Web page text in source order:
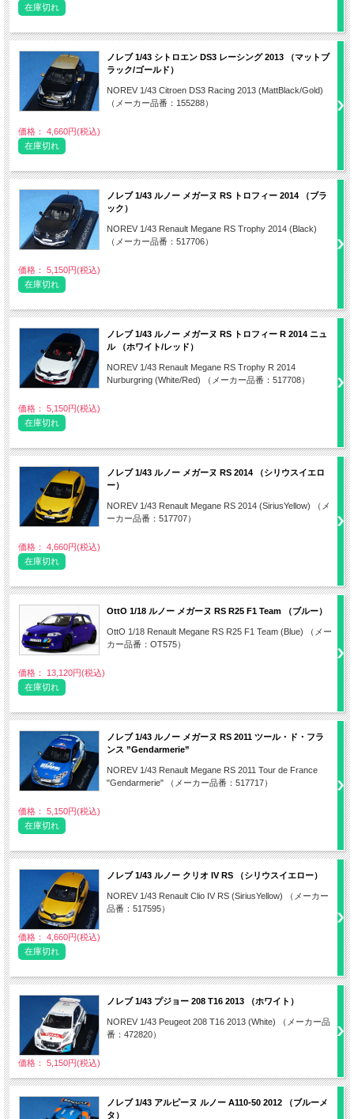
在庫切れ
ノレブ 1/43 シトロエン DS3 レーシング 2013 （マットブ
ラック/ゴールド）
NOREV 1/43 Citroen DS3 Racing 2013 (MattBlack/Gold)
（メーカー品番：155288）
価格： 4,660円(税込)
在庫切れ
ノレブ 1/43 ルノー メガーヌ RS トロフィー 2014 （ブラ
ック）
NOREV 1/43 Renault Megane RS Trophy 2014 (Black)
（メーカー品番：517706）
価格： 5,150円(税込)
在庫切れ
ノレブ 1/43 ルノー メガーヌ RS トロフィー R 2014 ニュ
ル （ホワイト/レッド）
NOREV 1/43 Renault Megane RS Trophy R 2014
Nurburgring (White/Red) （メーカー品番：517708）
価格： 5,150円(税込)
在庫切れ
ノレブ 1/43 ルノー メガーヌ RS 2014 （シリウスイエロ
ー）
NOREV 1/43 Renault Megane RS 2014 (SiriusYellow) （メ
ーカー品番：517707）
価格： 4,660円(税込)
在庫切れ
OttO 1/18 ルノー メガーヌ RS R25 F1 Team （ブルー）
OttO 1/18 Renault Megane RS R25 F1 Team (Blue) （メー
カー品番：OT575）
価格： 13,120円(税込)
在庫切れ
ノレブ 1/43 ルノー メガーヌ RS 2011 ツール・ド・フラ
ンス ”Gendarmerie”
NOREV 1/43 Renault Megane RS 2011 Tour de France
"Gendarmerie" （メーカー品番：517717）
価格： 5,150円(税込)
在庫切れ
ノレブ 1/43 ルノー クリオ IV RS （シリウスイエロー）
NOREV 1/43 Renault Clio IV RS (SiriusYellow) （メーカー
品番：517595）
価格： 4,660円(税込)
在庫切れ
ノレブ 1/43 プジョー 208 T16 2013 （ホワイト）
NOREV 1/43 Peugeot 208 T16 2013 (White) （メーカー品
番：472820）
価格： 5,150円(税込)
ノレブ 1/43 アルピーヌ ルノー A110-50 2012 （ブルーメ
タ）